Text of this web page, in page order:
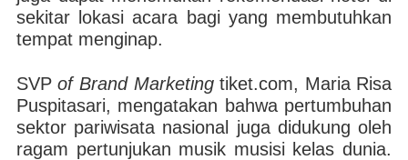
sekitar lokasi acara bagi yang membutuhkan
tempat menginap.
SVPof Brand Marketingtiket.com, Maria Risa
Puspitasari, mengatakan bahwa pertumbuhan
sektor pariwisata nasional juga didukung oleh
ragam pertunjukan musik musisi kelas dunia.